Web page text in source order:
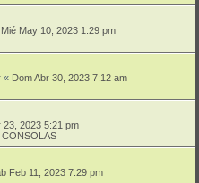
Mié May 10, 2023 1:29 pm
« Dom Abr 30, 2023 7:12 am
23, 2023 5:21 pm
Feb 11, 2023 7:29 pm